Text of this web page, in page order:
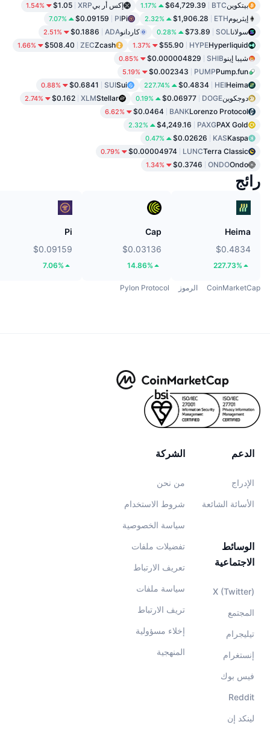
بيتكوينBTC
$64,729.39
1.17% إكس أر بيXRP
$1.05
1.54%
إيثريومETH
$1,906.28
2.32%
Pi
PI
$0.09159
7.07%
سولاناSOL
$73.89
0.28% كاردانوADA
$0.1886
2.51%
Hyperliquid
HYPE
$55.90
1.37%
Zcash
ZEC
$508.40
1.66%
شيبا إينوSHIB
$0.000004829
0.85%
Pump.fun
PUMP
$0.002343
5.19%
Heima
HEI
$0.4834
227.74%
Sui
SUI
$0.6841
0.88%
دوجكوينDOGE
$0.06977
0.19%
Stellar
XLM
$0.162
2.74%
Lorenzo Protocol
BANK
$0.0464
6.62%
PAX Gold
PAXG
$4,249.16
2.32%
Kaspa
KAS
$0.02626
0.47%
Terra Classic
LUNC
$0.00004974
0.79%
Ondo
ONDO
$0.3746
1.34%
رائج
Heima
$0.4834
227.73%
Cap
$0.03136
14.86%
Pi
$0.09159
7.06%
CoinMarketCap الرموز Pylon Protocol
الشركة
من نحن
شروط الاستخدام
سياسة الخصوصية
تفضيلات ملفات
تعريف الارتباط
سياسة ملفات
تريف الارتباط
إخلاء مسؤولية
المنهجية
الدعم
الإدراج
الأسائة الشائعة
الوسائط
الاجتماعية
X (Twitter)
المجتمع
تيليجرام
إنستغرام
فيس بوك
Reddit
لينكد إن